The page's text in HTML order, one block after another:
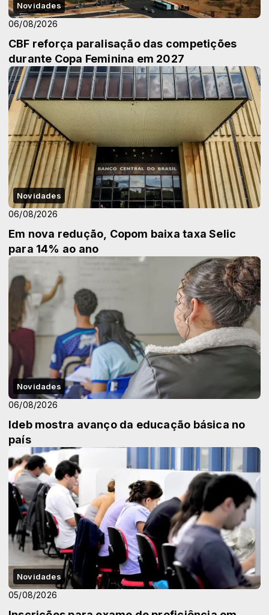
Novidades
06/08/2026
CBF reforça paralisação das competições
durante Copa Feminina em 2027
Novidades
06/08/2026
Em nova redução, Copom baixa taxa Selic
para 14% ao ano
Novidades
06/08/2026
Ideb mostra avanço da educação básica no
país
Novidades
05/08/2026